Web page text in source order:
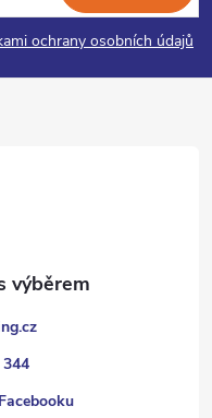
ochrany osobních údajů